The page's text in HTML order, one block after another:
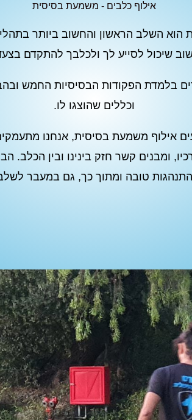
אילוף כלבים - משמעת בסיסית
הוא השלב הראשון והחשוב ביותר
שיכול לסייע לך ולכלבך להתקדם
בלמדת הפקודות הבסיסיות החמש
וכללים שהוצגו לו.
אילוף משמעת בסיסית, אנחנו
ומבנים קשר חזק בינינו ובין הכלב.
טובה ומתוך כך, גם במעבר